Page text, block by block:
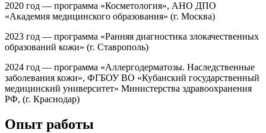
2020 год — программа «Косметология», АНО ДПО
«Академия медицинского образования» (г. Москва)
2023 год — программа «Ранняя диагностика злокачественных
образований кожи» (г. Ставрополь)
2024 год — программа «Аллергодерматозы. Наследственные
заболевания кожи», ФГБОУ ВО «Кубанский государственный
медицинский университет» Министерства здравоохранения
РФ, (г. Краснодар)
Опыт работы